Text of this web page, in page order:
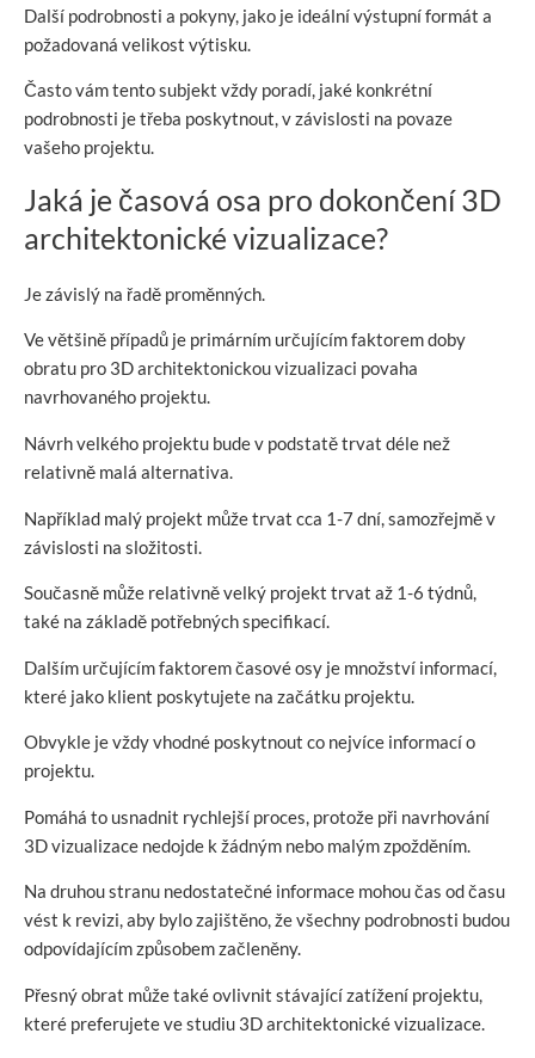
Další podrobnosti a pokyny, jako je ideální výstupní formát a
požadovaná velikost výtisku.
Často vám tento subjekt vždy poradí, jaké konkrétní
podrobnosti je třeba poskytnout, v závislosti na povaze
vašeho projektu.
Jaká je časová osa pro dokončení 3D
architektonické vizualizace?
Je závislý na řadě proměnných.
Ve většině případů je primárním určujícím faktorem doby
obratu pro 3D architektonickou vizualizaci povaha
navrhovaného projektu.
Návrh velkého projektu bude v podstatě trvat déle než
relativně malá alternativa.
Například malý projekt může trvat cca 1-7 dní, samozřejmě v
závislosti na složitosti.
Současně může relativně velký projekt trvat až 1-6 týdnů,
také na základě potřebných specifikací.
Dalším určujícím faktorem časové osy je množství informací,
které jako klient poskytujete na začátku projektu.
Obvykle je vždy vhodné poskytnout co nejvíce informací o
projektu.
Pomáhá to usnadnit rychlejší proces, protože při navrhování
3D vizualizace nedojde k žádným nebo malým zpožděním.
Na druhou stranu nedostatečné informace mohou čas od času
vést k revizi, aby bylo zajištěno, že všechny podrobnosti budou
odpovídajícím způsobem začleněny.
Přesný obrat může také ovlivnit stávající zatížení projektu,
které preferujete ve studiu 3D architektonické vizualizace.